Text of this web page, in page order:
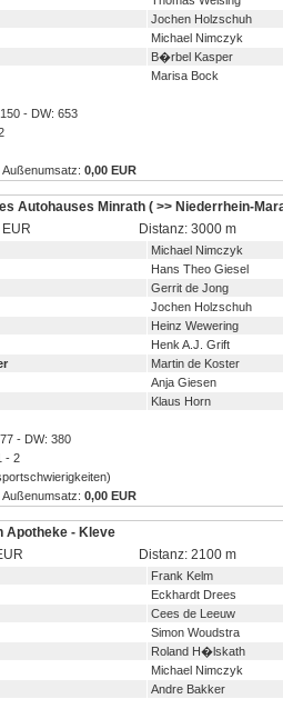
Jochen Holzschuh
Michael Nimczyk
B�rbel Kasper
Marisa Bock
- DW: 653
Außenumsatz: 0,00 EUR
Autohauses Minrath ( >> Niederrhein-
Distanz: 3000 m
Michael Nimczyk
Hans Theo Giesel
Gerrit de Jong
Jochen Holzschuh
Heinz Wewering
Henk A.J. Grift
Martin de Koster
Anja Giesen
Klaus Horn
- DW: 380
- 2
Außenumsatz: 0,00 EUR
Apotheke - Kleve
Distanz: 2100 m
Frank Kelm
Eckhardt Drees
Cees de Leeuw
Simon Woudstra
Roland H�lskath
Michael Nimczyk
Andre Bakker